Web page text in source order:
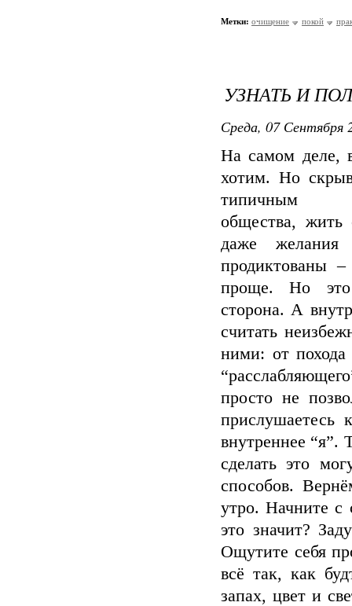
Метки: очищение покой
УЗНАТЬ И
Среда, 07 Сентября
На самом деле,
хотим. Но
типичным
общества, жить
даже
продиктованы
проще. Но это
сторона. А
считать
ними: от
просто не
прислушаетесь
внутреннее “я”.
сделать это
способов.
утро. Начните с
это значит?
Ощутите себя
всё так, как
запах, цвет и